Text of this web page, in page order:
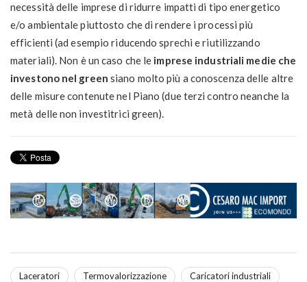
necessità delle imprese di ridurre impatti di tipo energetico
e/o ambientale piuttosto che di rendere i processi più
efficienti (ad esempio riducendo sprechi e riutilizzando
materiali). Non è un caso che le imprese industriali medie che
investono nel green siano molto più a conoscenza delle altre
delle misure contenute nel Piano (due terzi contro neanche la
metà delle non investitrici green).
Laceratori Termovalorizzazione Caricatori industriali